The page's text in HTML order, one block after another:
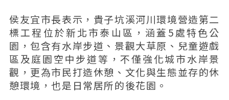
侯友宜市長表示，貴子坑溪河川環境營造第二
標工程位於新北市泰山區，涵蓋5處特色公
園，包含有水岸步道、景觀大草原、兒童遊戲
區及庭園空中步道等，不僅強化城市水岸景
觀，更為市民打造休憩、文化與生態並存的休
憩環境，也是日常居所的後花園。